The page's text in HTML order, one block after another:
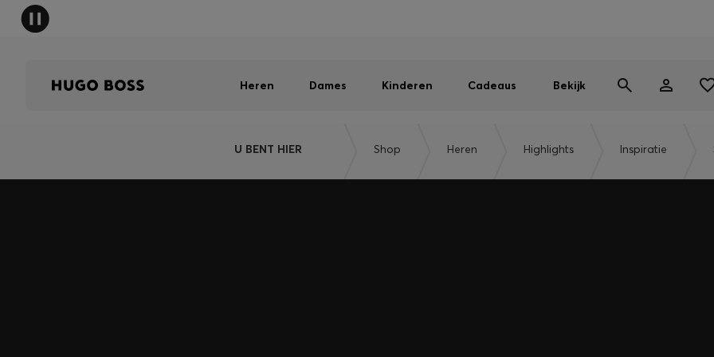
Heren Dames Kinderen Cadeaus Bekijk
U BENT HIER Shop Heren Highlights Inspiratie